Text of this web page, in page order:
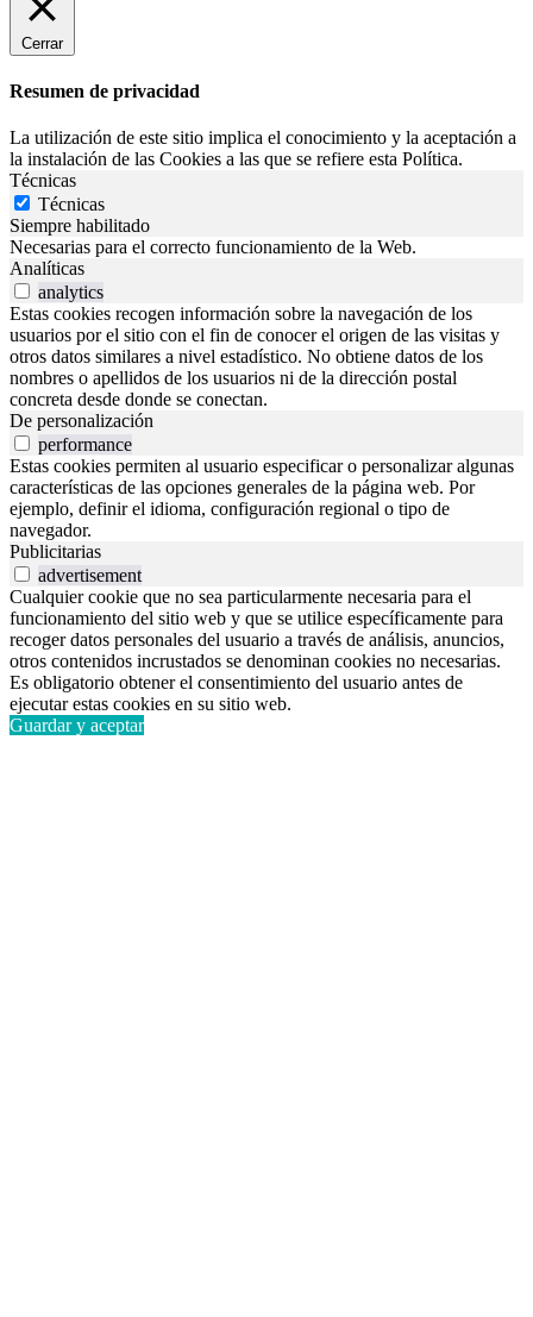
Cerrar
Resumen de privacidad
La utilización de este sitio implica el conocimiento y la aceptación a
la instalación de las Cookies a las que se refiere esta Política.
Técnicas
Técnicas
Siempre habilitado
Necesarias para el correcto funcionamiento de la Web.
Analíticas
analytics
Estas cookies recogen información sobre la navegación de los
usuarios por el sitio con el fin de conocer el origen de las visitas y
otros datos similares a nivel estadístico. No obtiene datos de los
nombres o apellidos de los usuarios ni de la dirección postal
concreta desde donde se conectan.
De personalización
performance
Estas cookies permiten al usuario especificar o personalizar algunas
características de las opciones generales de la página web. Por
ejemplo, definir el idioma, configuración regional o tipo de
navegador.
Publicitarias
advertisement
Cualquier cookie que no sea particularmente necesaria para el
funcionamiento del sitio web y que se utilice específicamente para
recoger datos personales del usuario a través de análisis, anuncios,
otros contenidos incrustados se denominan cookies no necesarias.
Es obligatorio obtener el consentimiento del usuario antes de
ejecutar estas cookies en su sitio web.
Guardar y aceptar